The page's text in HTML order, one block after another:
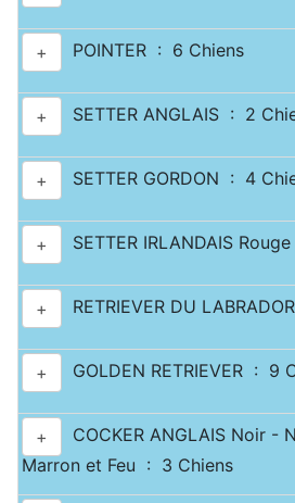
+ POINTER : 6 Chiens
+ SETTER ANGLAIS : 2
+ SETTER GORDON : 4
+ SETTER IRLANDAIS
+ RETRIEVER DU
+ GOLDEN RETRIEVER : 9
+
COCKER ANGLAIS Noir -
Marron et Feu : 3 Chiens